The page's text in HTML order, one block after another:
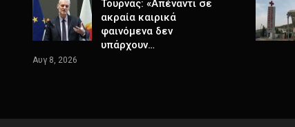
Τουρνάς: «Απέναντι σε
ακραία καιρικά
φαινόμενα δεν
υπάρχουν…
Αυγ 8, 2026